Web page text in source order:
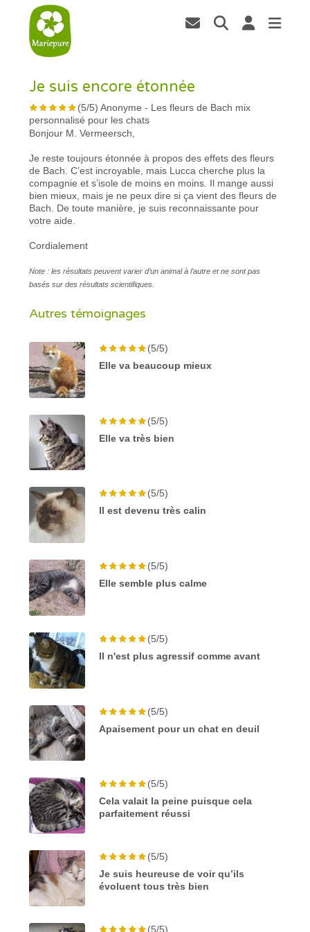
Je suis encore étonnée
(5/5)Anonyme - Les fleurs de Bach mix
personnalisé pour les chats
Bonjour M. Vermeersch,
Je reste toujours étonnée à propos des effets des fleurs
de Bach. C’est incroyable, mais Lucca cherche plus la
compagnie et s’isole de moins en moins. Il mange aussi
bien mieux, mais je ne peux dire si ça vient des fleurs de
Bach. De toute manière, je suis reconnaissante pour
votre aide.
Cordialement
Note : les résultats peuvent varier d’un animal à l’autre et ne sont pas
basés sur des résultats scientifiques.
Autres témoignages
(5/5)
Elle va beaucoup mieux
(5/5)
Elle va très bien
(5/5)
Il est devenu très calin
(5/5)
Elle semble plus calme
(5/5)
Il n'est plus agressif comme avant
(5/5)
Apaisement pour un chat en deuil
(5/5)
Cela valait la peine puisque cela
parfaitement réussi
(5/5)
Je suis heureuse de voir qu’ils
évoluent tous très bien
(5/5)